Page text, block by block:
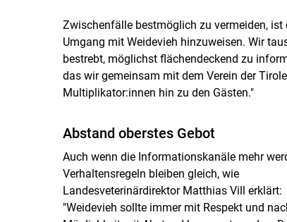
Zwischenfälle bestmöglich zu vermeiden,
Umgang mit Weidevieh hinzuweisen. Wir
bestrebt, möglichst flächendeckend zu
das wir gemeinsam mit dem Verein der
Multiplikator:innen hin zu den Gästen."
Abstand oberstes Gebot
Auch wenn die Informationskanäle mehr
Verhaltensregeln bleiben gleich, wie
Landesveterinärdirektor Matthias Vill erklärt:
"Weidevieh sollte immer mit Respekt und